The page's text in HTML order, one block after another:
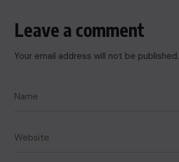
Leave a comment
Your email address will not be published.